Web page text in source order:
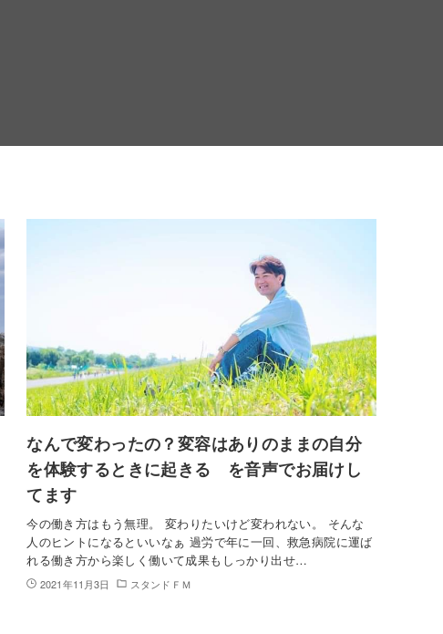
なんで変わったの？変容はありのままの自分
を体験するときに起きる を音声でお届けし
てます
今の働き方はもう無理。 変わりたいけど変われない。 そんな
人のヒントになるといいなぁ 過労で年に一回、救急病院に運ば
れる働き方から楽しく働いて成果もしっかり出せ…
2021年11月3日 スタンドＦＭ